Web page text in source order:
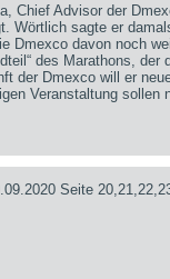
Chief Advisor der
Wörtlich sagte er
Dmexco davon noch
des Marathons, der
der Dmexco will er
Veranstaltung
Seite